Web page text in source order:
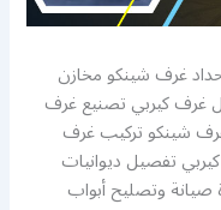
غرف شينكو مخازن
غرف كيربي تصنيع غرف
شينكو تركيب غرف
تفصيل ديوانيات
وتصليح أبواب